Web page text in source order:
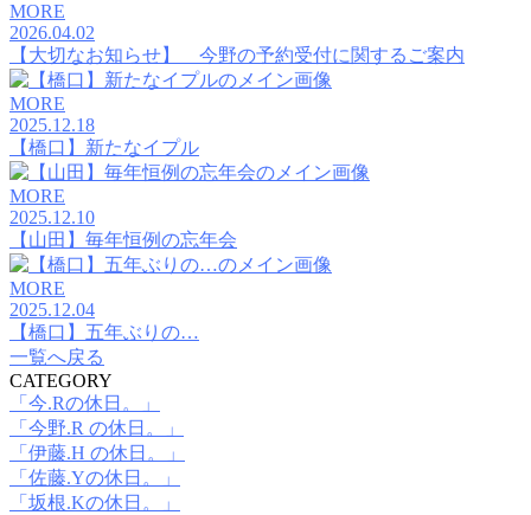
MORE
2026.04.02
【大切なお知らせ】 今野の予約受付に関するご案内
MORE
2025.12.18
【橋口】新たなイプル
MORE
2025.12.10
【山田】毎年恒例の忘年会
MORE
2025.12.04
【橋口】五年ぶりの…
一覧へ戻る
CATEGORY
「今.Rの休日。」
「今野.R の休日。」
「伊藤.H の休日。」
「佐藤.Yの休日。」
「坂根.Kの休日。」